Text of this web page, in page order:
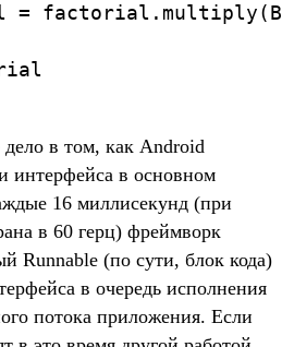
=
в том, как Android
интерфейса в основном
16 миллисекунд (при
в 60 герц) фреймворк
Runnable (по сути, блок кода)
в очередь исполнения
потока приложения. Если